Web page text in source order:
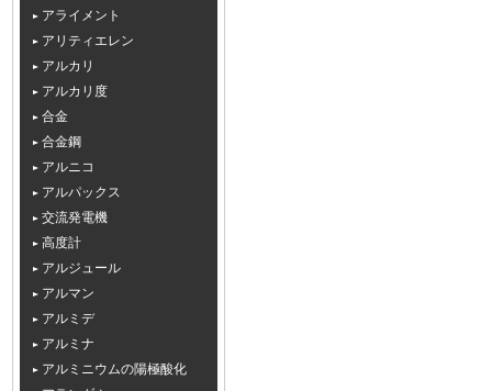
アライメント
アリティエレン
アルカリ
アルカリ度
合金
合金鋼
アルニコ
アルパックス
交流発電機
高度計
アルジュール
アルマン
アルミデ
アルミナ
アルミニウムの陽極酸化